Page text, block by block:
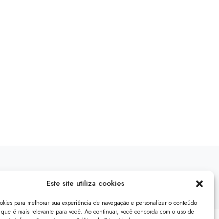
Este site utiliza cookies
para melhorar sua experiência de navegação e personalizar o conteúdo
é mais relevante para você. Ao continuar, você concorda com o uso de